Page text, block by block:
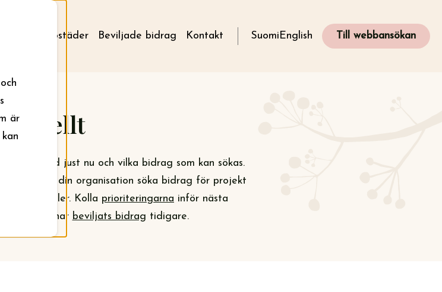
är
Bostäder Beviljade bidrag Kontakt Suomi English Till webbansökan
Aktuellt
med just nu och vilka bidrag som kan sökas.
men ska din organisation söka bidrag för projekt
som gäller. Kolla prioriteringarna inför nästa
vem som har beviljats bidrag tidigare.